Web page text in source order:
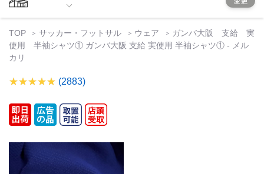
TOP サッカー・フットサル ウェア
ガンバ大阪 支給 実
使用 半袖シャツ① ガンバ大阪 支給 実使用 半袖シャツ① - メル
カリ
(2883)